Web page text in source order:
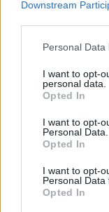
Downstream
Personal
I want to opt-
personal data.
Opted In
I want to opt-
Personal Data.
Opted In
I want to opt-
Personal Data
Opted In
Megoldhatóaknak, de
nek nyilatkozó
Érettségi-felvételi
Középszintű
Hány százaléktól van